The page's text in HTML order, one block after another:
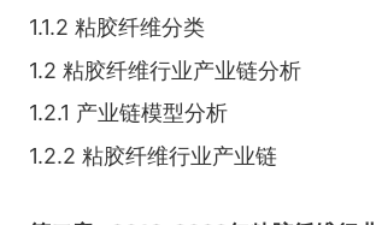
1.1.2 粘胶纤维分类
1.2 粘胶纤维行业产业链分析
1.2.1 产业链模型分析
1.2.2 粘胶纤维行业产业链